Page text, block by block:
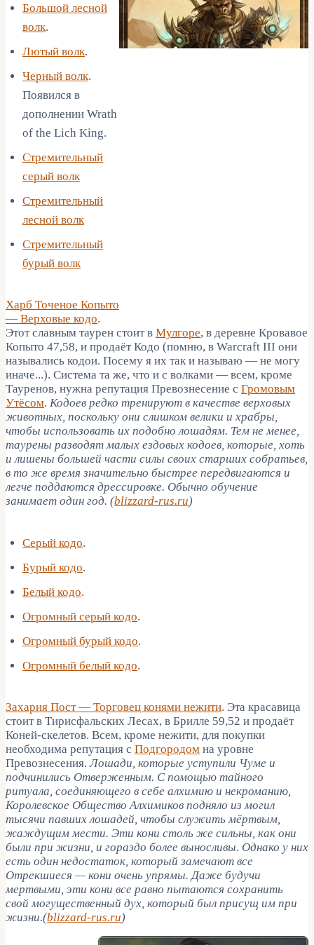
Большой лесной
волк.
Лютый волк.
Черный волк.
Появился в
дополнении Wrath
of the Lich King.
Стремительный
серый волк
Стремительный
лесной волк
Стремительный
бурый волк
Харб Точеное Копыто
— Верховые кодо.
Этот славным таурен стоит в Мулгоре, в деревне Кровавое
Копыто 47,58, и продаёт Кодо (помню, в Warcraft III они
назывались кодои. Посему я их так и называю — не могу
иначе...). Система та же, что и с волками — всем, кроме
Тауренов, нужна репутация Превознесение с Громовым
Утёсом. Кодоев редко тренируют в качестве верховых
животных, поскольку они слишком велики и храбры,
чтобы использовать их подобно лошадям. Тем не менее,
таурены разводят малых ездовых кодоев, которые, хоть
и лишены большей части силы своих старших собратьев,
в то же время значительно быстрее передвигаются и
легче поддаются дрессировке. Обычно обучение
занимает один год. (blizzard-rus.ru)
Серый кодо.
Бурый кодо.
Белый кодо.
Огромный серый кодо.
Огромный бурый кодо.
Огромный белый кодо.
Захария Пост — Торговец конями нежити. Эта красавица
стоит в Тирисфальских Лесах, в Брилле 59,52 и продаёт
Коней-скелетов. Всем, кроме нежити, для покупки
необходима репутация с Подгородом на уровне
Превознесения.Лошади, которые уступили Чуме и
подчинились Отверженным. С помощью тайного
ритуала, соединяющего в себе алхимию и некроманию,
Королевское Общество Алхимиков подняло из могил
тысячи павших лошадей, чтобы служить мёртвым,
жаждущим мести. Эти кони столь же сильны, как они
были при жизни, и гораздо более выносливы. Однако у них
есть один недостаток, который замечают все
Отрекшиеся — кони очень упрямы. Даже будучи
мертвыми, эти кони все равно пытаются сохранить
свой могущественный дух, который был присущ им при
жизни.(blizzard-rus.ru)